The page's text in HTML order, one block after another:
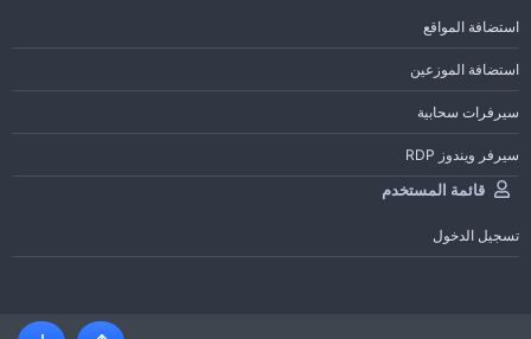
استضافة المواقع
استضافة الموزعين
سيرفرات سحابية
سيرفر ويندوز RDP
قائمة المستخدم
تسجيل الدخول